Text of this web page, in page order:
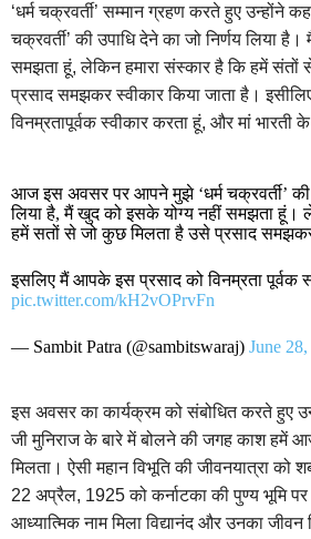
‘धर्म चक्रवर्ती’ सम्मान ग्रहण करते हुए उन्होंने
चक्रवर्ती’ की उपाधि देने का जो निर्णय लिया
समझता हूं, लेकिन हमारा संस्कार है कि हमें
प्रसाद समझकर स्वीकार किया जाता है।
विनम्रतापूर्वक स्वीकार करता हूं, और मां भारती
आज इस अवसर पर आपने मुझे ‘धर्म चक्रवर्ती’ की
लिया है, मैं खुद को इसके योग्य नहीं समझता हूं।
हमें सतों से जो कुछ मिलता है उसे प्रसाद समझकर
इसलिए मैं आपके इस प्रसाद को विनम्रता पूर्वक
pic.twitter.com/kH2vOPrvFn
— Sambit Patra (@sambitswaraj) June
इस अवसर का कार्यक्रम को संबोधित करते हुए
जी मुनिराज के बारे में बोलने की जगह काश हमें
मिलता। ऐसी महान विभूति की जीवनयात्रा को
22 अप्रैल, 1925 को कर्नाटका की पुण्य भूमि
आध्यात्मिक नाम मिला विद्यानंद और उनका जीवन